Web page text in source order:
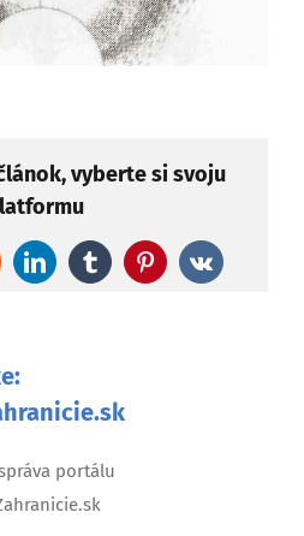
vyberte si svoju
LinkedInTumblr Pinterest
Vk
portálu